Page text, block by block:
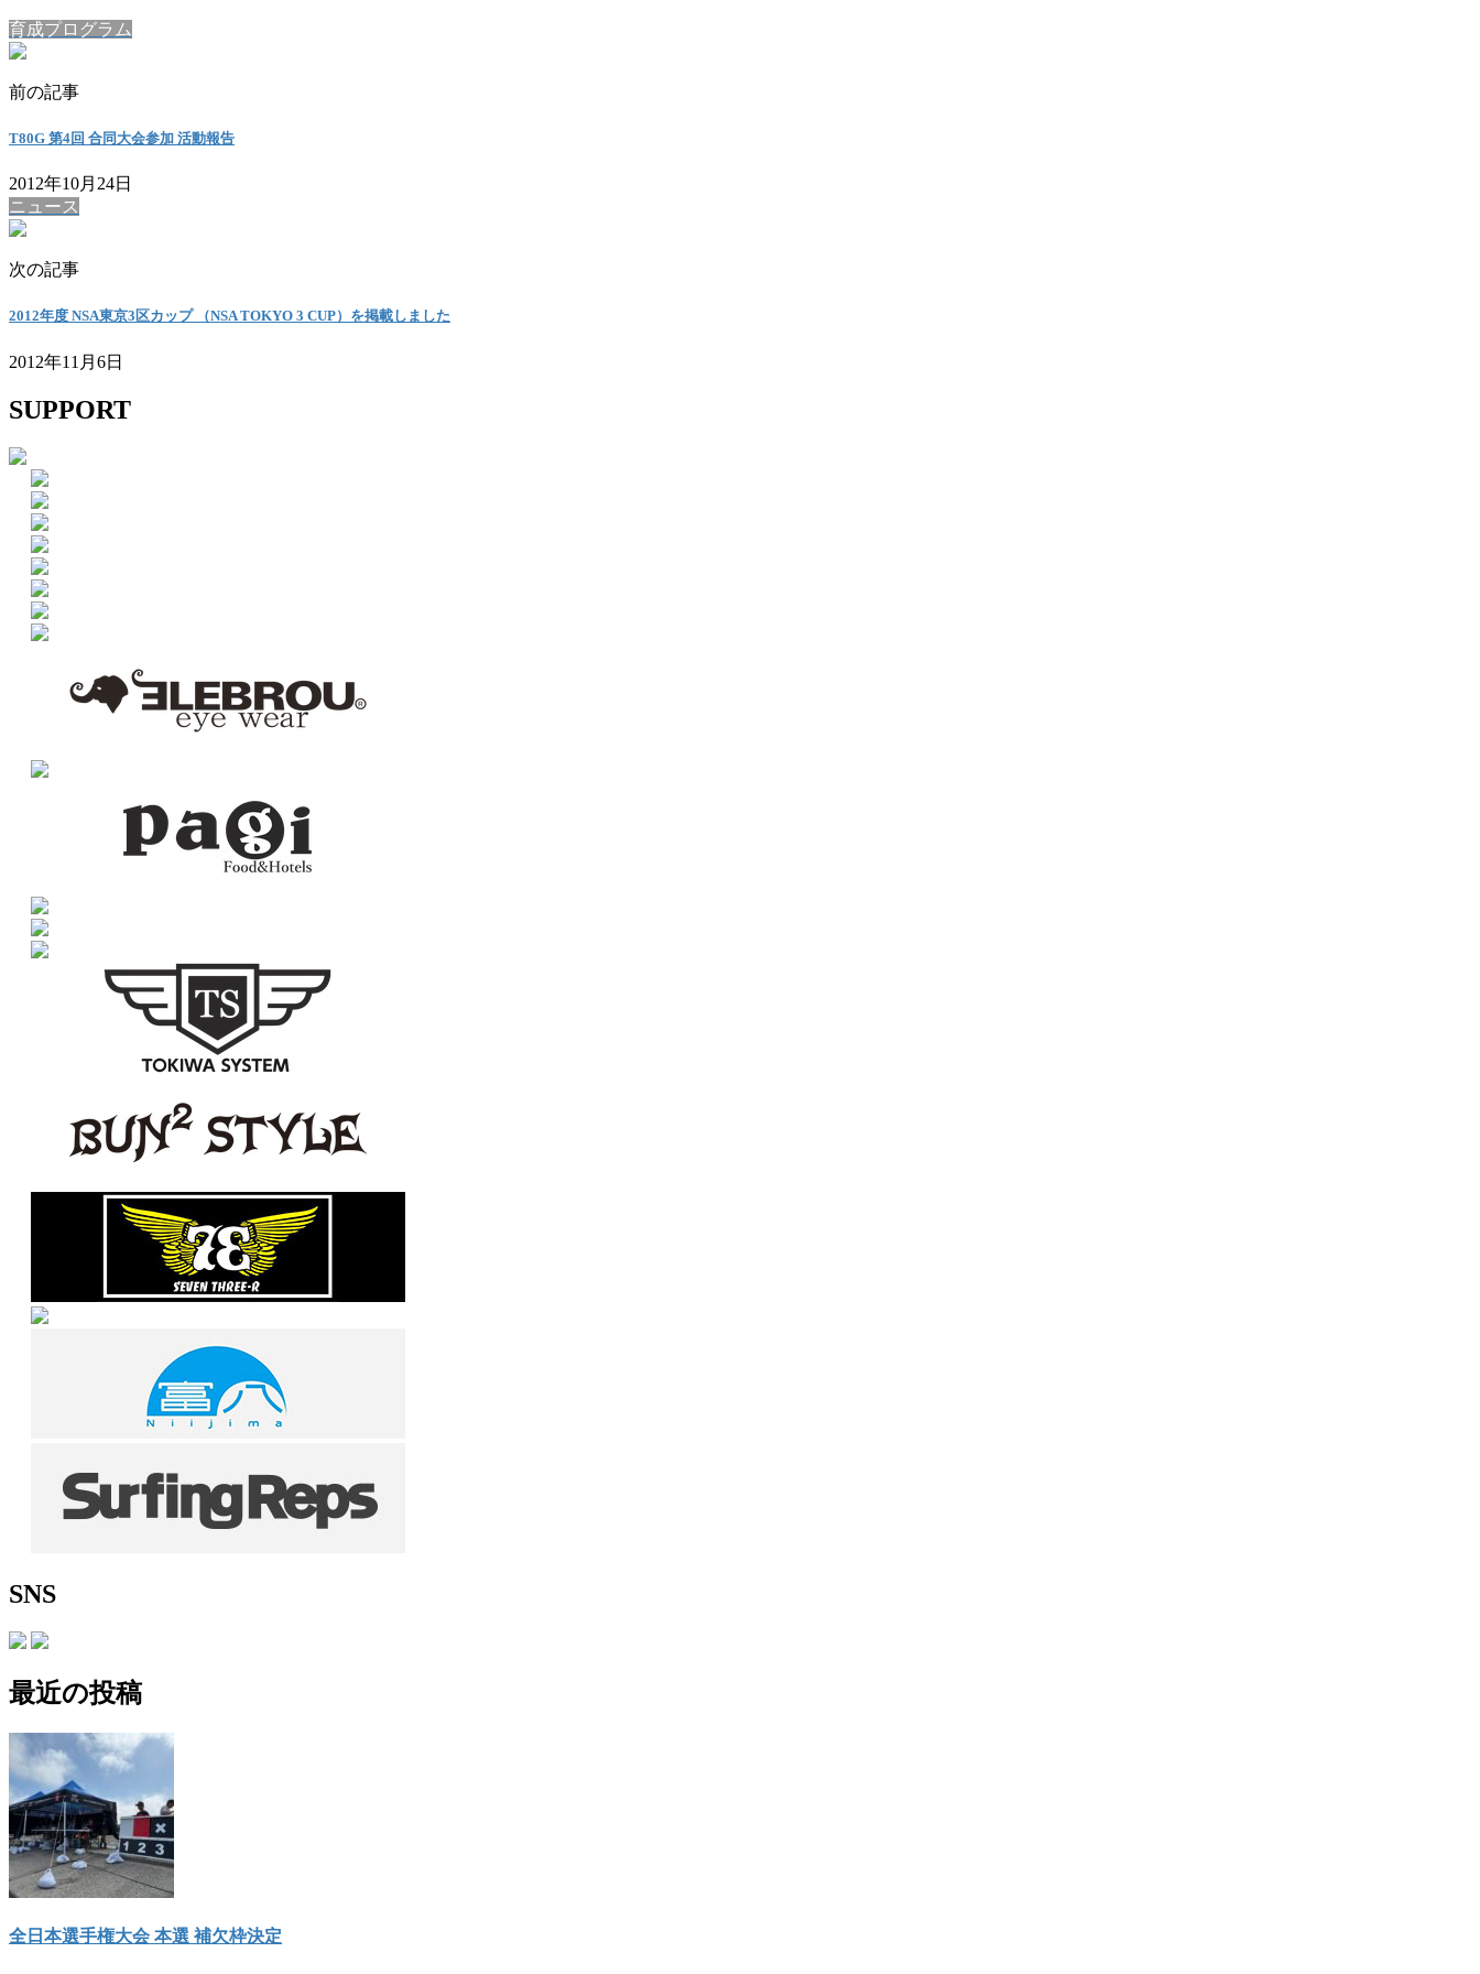
育成プログラム
前の記事
T80G 第4回 合同大会参加 活動報告
2012年10月24日
ニュース
次の記事
2012年度 NSA東京3区カップ （NSA TOKYO 3 CUP）を掲載しました
2012年11月6日
SUPPORT
SNS
最近の投稿
全日本選手権大会 本選 補欠枠決定